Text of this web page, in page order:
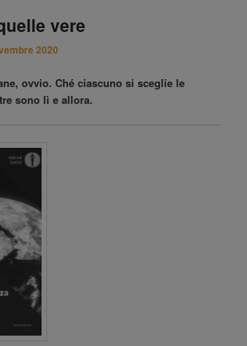
vere
2020
ovvio. Ché ciascuno si sceglie le
sono lì e allora.